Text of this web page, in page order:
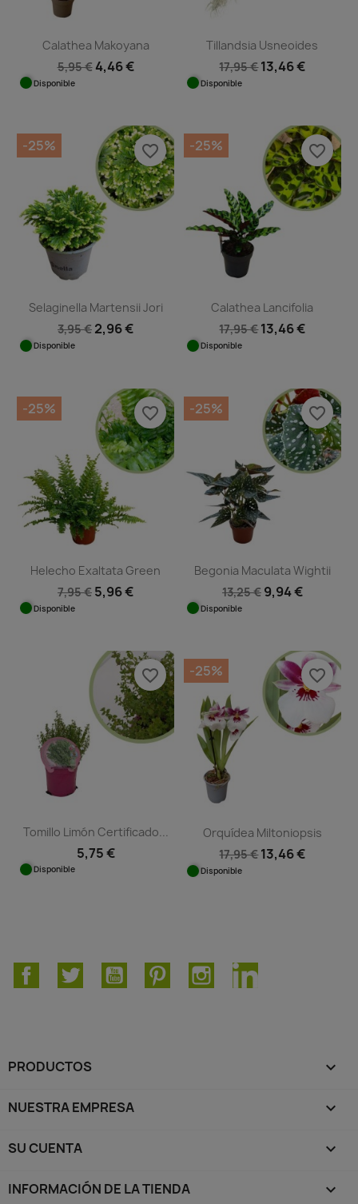
Calathea Makoyana
5,95 € 4,46 €
Disponible
Tillandsia Usneoides
17,95 €13,46 €
Disponible
Selaginella Martensii Jori
3,95 € 2,96 €
Disponible
-25% favorite_border
Calathea Lancifolia
17,95 €13,46 €
Disponible
-25% favorite_border
Helecho Exaltata Green
7,95 € 5,96 €
Disponible
-25% favorite_border
Begonia Maculata Wightii
13,25 € 9,94 €
Disponible
-25% favorite_border
Tomillo Limón Certificado...
5,75 €
Disponible
favorite_border
Orquídea Miltoniopsis
17,95 €13,46 €
Disponible
-25% favorite_border
FacebookTwitter YouTube PinterestInstagramLinkedIn
PRODUCTOS 
NUESTRA EMPRESA 
SU CUENTA 
INFORMACIÓN DE LA TIENDA keyboard_arrow_down